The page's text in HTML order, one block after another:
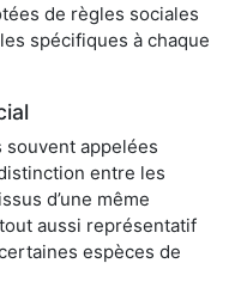
de règles sociales
spécifiques à chaque
appelées
entre les
d’une même
aussi représentatif
espèces de